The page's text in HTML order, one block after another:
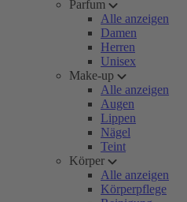
Parfum
Alle anzeigen
Damen
Herren
Unisex
Make-up
Alle anzeigen
Augen
Lippen
Nägel
Teint
Körper
Alle anzeigen
Körperpflege